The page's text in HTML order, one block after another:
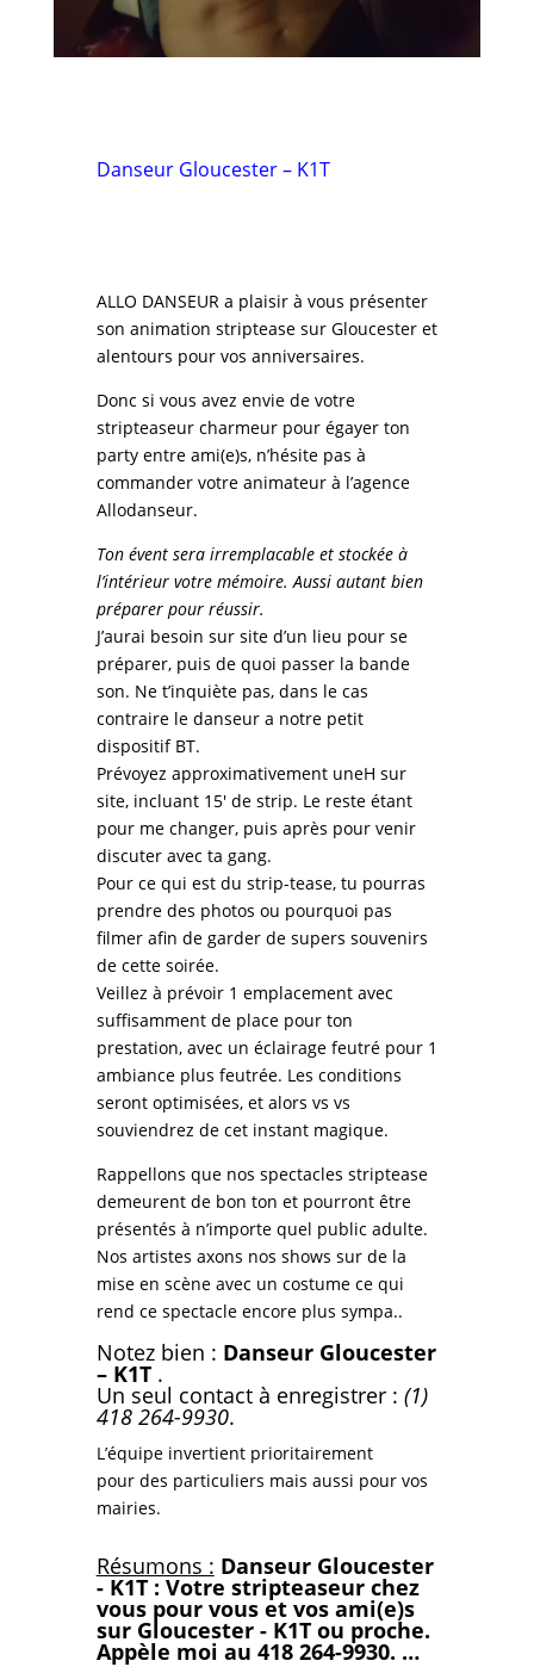
Danseur Gloucester – K1T
ALLO DANSEUR a plaisir à vous présenter
son animation striptease sur Gloucester et
alentours pour vos anniversaires.
Donc si vous avez envie de votre
stripteaseur charmeur pour égayer ton
party entre ami(e)s, n’hésite pas à
commander votre animateur à l’agence
Allodanseur.
Ton évent sera irremplacable et stockée à
l’intérieur votre mémoire. Aussi autant bien
préparer pour réussir.
J’aurai besoin sur site d’un lieu pour se
préparer, puis de quoi passer la bande
son. Ne t’inquiète pas, dans le cas
contraire le danseur a notre petit
dispositif BT.
Prévoyez approximativement uneH sur
site, incluant 15′ de strip. Le reste étant
pour me changer, puis après pour venir
discuter avec ta gang.
Pour ce qui est du strip-tease, tu pourras
prendre des photos ou pourquoi pas
filmer afin de garder de supers souvenirs
de cette soirée.
Veillez à prévoir 1 emplacement avec
suffisamment de place pour ton
prestation, avec un éclairage feutré pour 1
ambiance plus feutrée. Les conditions
seront optimisées, et alors vs vs
souviendrez de cet instant magique.
Rappellons que nos spectacles striptease
demeurent de bon ton et pourront être
présentés à n’importe quel public adulte.
Nos artistes axons nos shows sur de la
mise en scène avec un costume ce qui
rend ce spectacle encore plus sympa..
Notez bien : Danseur Gloucester
– K1T.
Un seul contact à enregistrer : (1)
418 264-9930.
L’équipe invertient prioritairement
pour des particuliers mais aussi pour vos
mairies.
Résumons : Danseur Gloucester
- K1T : Votre stripteaseur chez
vous pour vous et vos ami(e)s
sur Gloucester - K1T ou proche.
Appèle moi au 418 264-9930. …